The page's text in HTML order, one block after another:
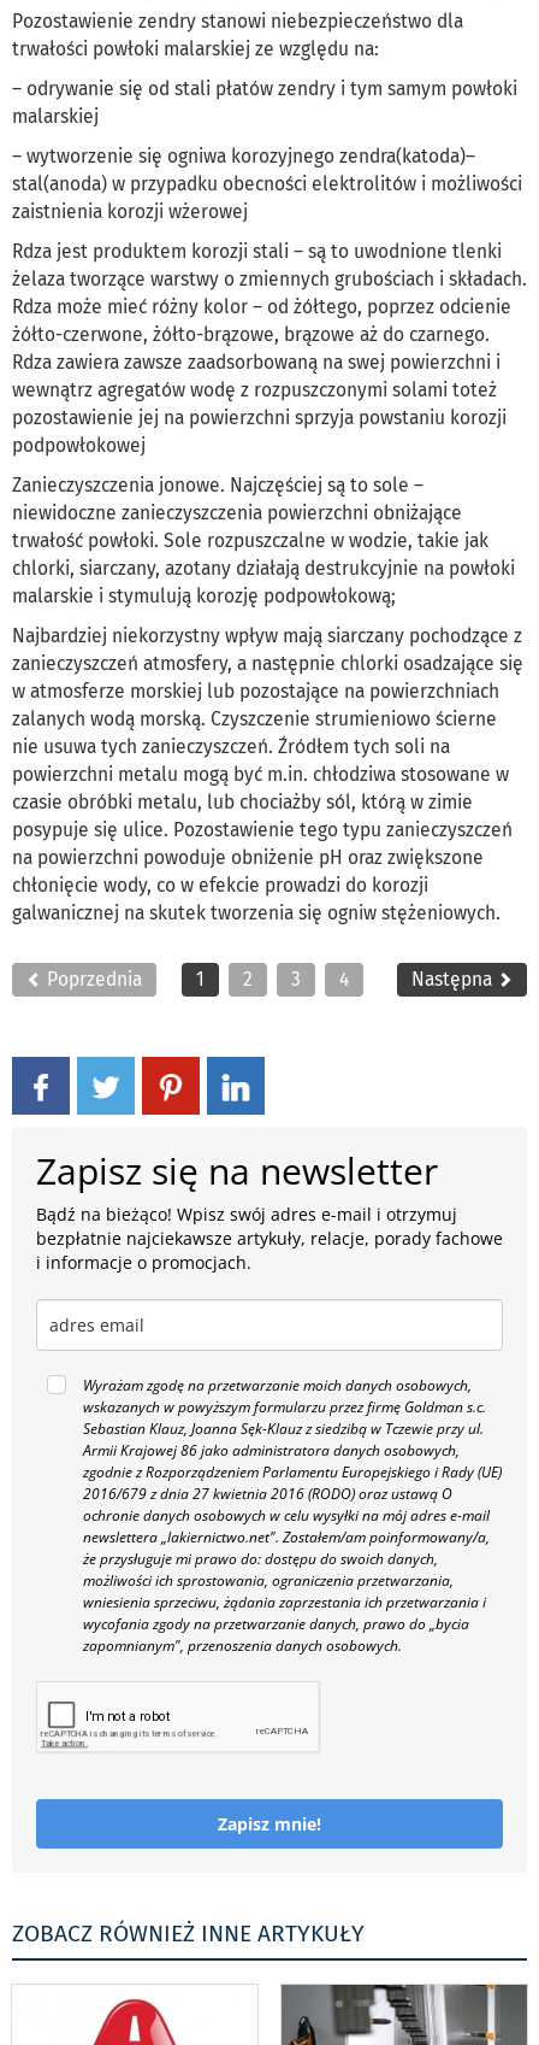
Pozostawienie zendry stanowi niebezpieczeństwo dla
trwałości powłoki malarskiej ze względu na:
– odrywanie się od stali płatów zendry i tym samym powłoki
malarskiej
– wytworzenie się ogniwa korozyjnego zendra(katoda)–
stal(anoda) w przypadku obecności elektrolitów i możliwości
zaistnienia korozji wżerowej
Rdza jest produktem korozji stali – są to uwodnione tlenki
żelaza tworzące warstwy o zmiennych grubościach i składach.
Rdza może mieć różny kolor – od żółtego, poprzez odcienie
żółto-czerwone, żółto-brązowe, brązowe aż do czarnego.
Rdza zawiera zawsze zaadsorbowaną na swej powierzchni i
wewnątrz agregatów wodę z rozpuszczonymi solami toteż
pozostawienie jej na powierzchni sprzyja powstaniu korozji
podpowłokowej
Zanieczyszczenia jonowe. Najczęściej są to sole –
niewidoczne zanieczyszczenia powierzchni obniżające
trwałość powłoki. Sole rozpuszczalne w wodzie, takie jak
chlorki, siarczany, azotany działają destrukcyjnie na powłoki
malarskie i stymulują korozję podpowłokową;
Najbardziej niekorzystny wpływ mają siarczany pochodzące z
zanieczyszczeń atmosfery, a następnie chlorki osadzające się
w atmosferze morskiej lub pozostające na powierzchniach
zalanych wodą morską. Czyszczenie strumieniowo ścierne
nie usuwa tych zanieczyszczeń. Źródłem tych soli na
powierzchni metalu mogą być m.in. chłodziwa stosowane w
czasie obróbki metalu, lub chociażby sól, którą w zimie
posypuje się ulice. Pozostawienie tego typu zanieczyszczeń
na powierzchni powoduje obniżenie pH oraz zwiększone
chłonięcie wody, co w efekcie prowadzi do korozji
galwanicznej na skutek tworzenia się ogniw stężeniowych.
Poprzednia 1 2 3 4 Następna
Zapisz się na newsletter
Bądź na bieżąco! Wpisz swój adres e-mail i otrzymuj
bezpłatnie najciekawsze artykuły, relacje, porady fachowe
i informacje o promocjach.
Wyrażam zgodę na przetwarzanie moich danych osobowych,
wskazanych w powyższym formularzu przez firmę Goldman s.c.
Sebastian Klauz, Joanna Sęk-Klauz z siedzibą w Tczewie przy ul.
Armii Krajowej 86 jako administratora danych osobowych,
zgodnie z Rozporządzeniem Parlamentu Europejskiego i Rady (UE)
2016/679 z dnia 27 kwietnia 2016 (RODO) oraz ustawą O
ochronie danych osobowych w celu wysyłki na mój adres e-mail
newslettera „lakiernictwo.net". Zostałem/am poinformowany/a,
że przysługuje mi prawo do: dostępu do swoich danych,
możliwości ich sprostowania, ograniczenia przetwarzania,
wniesienia sprzeciwu, żądania zaprzestania ich przetwarzania i
wycofania zgody na przetwarzanie danych, prawo do „bycia
zapomnianym", przenoszenia danych osobowych.
Zapisz mnie!
ZOBACZ RÓWNIEŻ INNE ARTYKUŁY